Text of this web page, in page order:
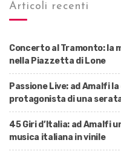
Articoli recenti
Concerto al Tramonto: la
nella Piazzetta di Lone
Passione Live: ad Amalfi
protagonista di una
45 Giri d’Italia: ad Amalfi
musica italiana in vinile